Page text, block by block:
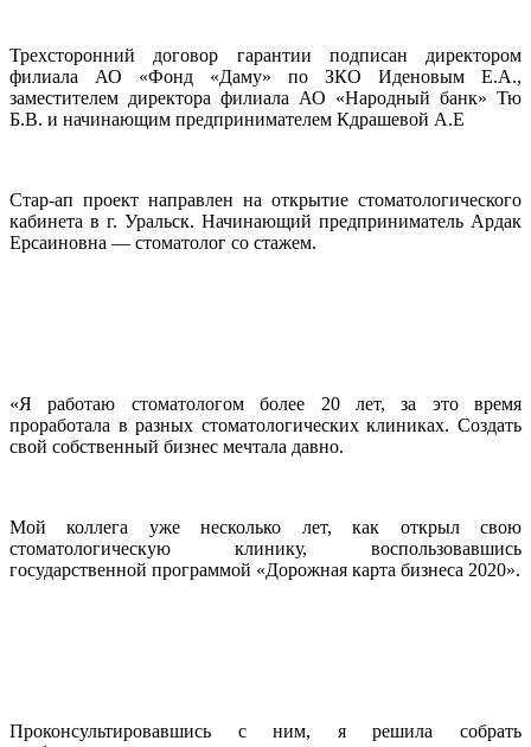
Трехсторонний договор гарантии подписан директором
филиала АО «Фонд «Даму» по ЗКО Иденовым Е.А.,
заместителем директора филиала АО «Народный банк» Тю
Б.В. и начинающим предпринимателем Кдрашевой А.Е
Стар-ап проект направлен на открытие стоматологического
кабинета в г. Уральск. Начинающий предприниматель Ардак
Ерсаиновна — стоматолог со стажем.
«Я работаю стоматологом более 20 лет, за это время
проработала в разных стоматологических клиниках. Создать
свой собственный бизнес мечтала давно.
Мой коллега уже несколько лет, как открыл свою
стоматологическую клинику, воспользовавшись
государственной программой «Дорожная карта бизнеса 2020».
Проконсультировавшись с ним, я решила собрать